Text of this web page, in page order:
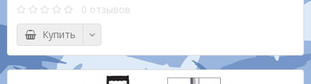
0 отзывов
Купить